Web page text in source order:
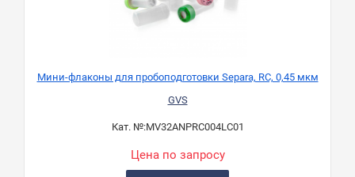
Мини-флаконы для пробоподготовки Separa, RC, 0,45 мкм
GVS
Кат. №:MV32ANPRC004LC01
Цена по запросу